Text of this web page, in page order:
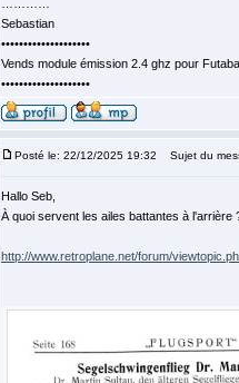
Sebastian
••••••••••••••••••••
Vends module émission 2.4 ghz pour
••••••••••••••••••••
Posté le: 22/12/2025 19:32 Sujet du
Hallo Seb,
À quoi servent les ailes battantes à
http://www.retroplane.net/forum/